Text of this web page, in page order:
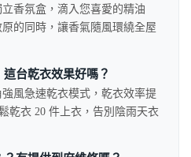
香氛盒，滴入您喜愛的精油
的同時，讓香氣隨風環繞全屋
台乾衣效果好嗎？
風急速乾衣模式，乾衣效率提
乾衣 20 件上衣，告別陰雨天衣